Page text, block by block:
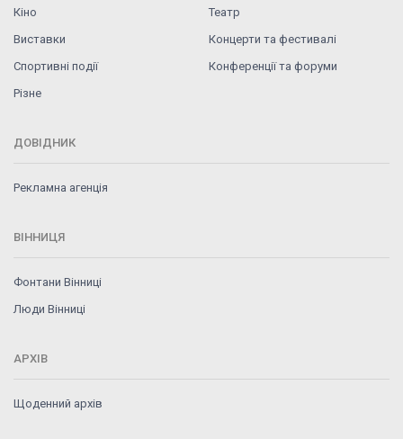
Кіно
Театр
Виставки
Концерти та фестивалі
Спортивні події
Конференції та форуми
Різне
ДОВІДНИК
Рекламна агенція
ВІННИЦЯ
Фонтани Вінниці
Люди Вінниці
АРХІВ
Щоденний архів